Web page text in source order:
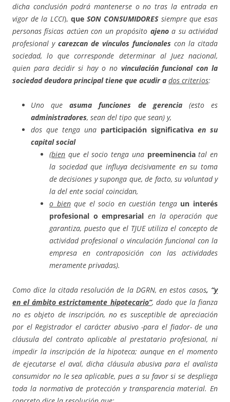
dicha conclusión podrá mantenerse o no tras la entrada en
vigor de la LCCI), queSON CONSUMIDORESsiempre que esas
personas físicas actúen con un propósito ajenoa su actividad
profesional y carezcan de vínculos funcionales con la citada
sociedad, lo que corresponde determinar al Juez nacional,
quien para decidir si hay o no vinculación funcional con la
sociedad deudora principal tiene que acudir a dos criterios:
Uno queasuma funciones de gerencia (esto es
administradores, sean del tipo que sean) y,
dos que tenga una participación significativa en su
capital social
(bien que el socio tenga una preeminenciatal en
la sociedad que influya decisivamente en su toma
de decisiones y suponga que, de facto, su voluntad y
la del ente social coincidan,
o bienque el socio en cuestión tenga un interés
profesional o empresarial en la operación que
garantiza, puesto que el TJUE utiliza el concepto de
actividad profesional o vinculación funcional con la
empresa en contraposición con las actividades
meramente privadas).
Como dice la citada resolución de la DGRN, en estos casos, “y
en el ámbito estrictamente hipotecario”, dado que la fianza
no es objeto de inscripción, no es susceptible de apreciación
por el Registrador el carácter abusivo -para el fiador- de una
cláusula del contrato aplicable al prestatario profesional, ni
impedir la inscripción de la hipoteca; aunque en el momento
de ejecutarse el aval, dicha cláusula abusiva para el avalista
consumidor no le sea aplicable, pues a su favor si se despliega
toda la normativa de protección y transparencia material. En